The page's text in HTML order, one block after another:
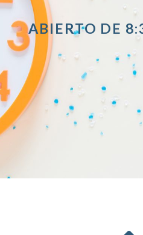
ABIERTO DE